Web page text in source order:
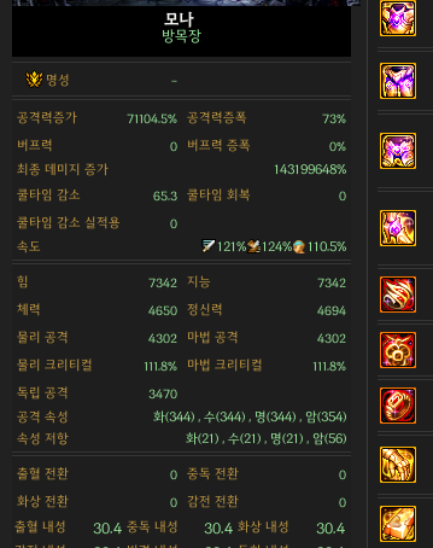
모나
방목장
명성 -
공격력증가 71104.5% 공격력증폭 73%
버프력 0 버프력 증폭 0%
최종 데미지 증가
143199648%
쿨타임 감소
65.3 쿨타임 회복 0
쿨타임 감소 실적용 0
속도 121% 124% 110.5%
힘 7342 지능 7342
체력 4650 정신력 4694
물리 공격 4302 마법 공격 4302
물리 크리티컬 111.8% 마법 크리티컬 111.8%
독립 공격 3470
공격 속성
화(344) , 수(344) , 명(344) , 암(354)
속성 저항
화(21) , 수(21) , 명(21) , 암(56)
출혈 전환 0 중독 전환 0
화상 전환 0 감전 전환 0
출혈 내성 30.4 중독 내성 30.4 화상 내성 30.4